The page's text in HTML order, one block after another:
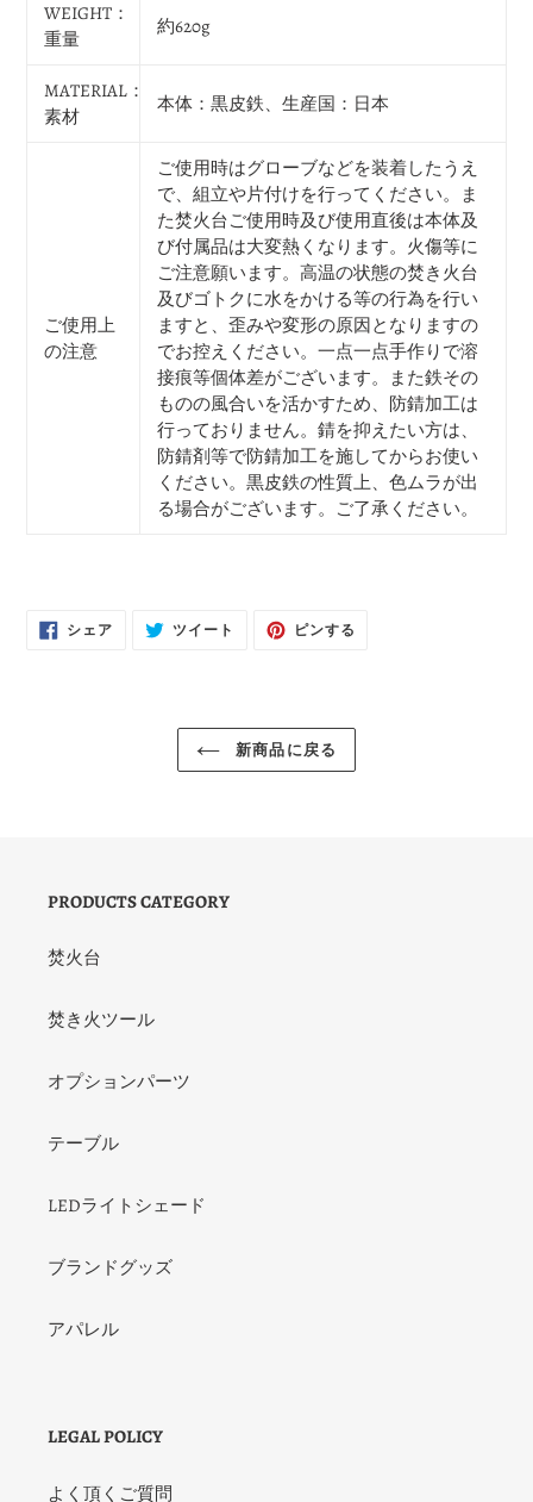
WEIGHT：
重量
約620g
MATERIAL：
素材
本体：黒皮鉄、生産国：日本
ご使用上
の注意
ご使用時はグローブなどを装着したうえ
で、組立や片付けを行ってください。ま
た焚火台ご使用時及び使用直後は本体及
び付属品は大変熱くなります。火傷等に
ご注意願います。高温の状態の焚き火台
及びゴトクに水をかける等の行為を行い
ますと、歪みや変形の原因となりますの
でお控えください。一点一点手作りで溶
接痕等個体差がございます。また鉄その
ものの風合いを活かすため、防錆加工は
行っておりません。錆を抑えたい方は、
防錆剤等で防錆加工を施してからお使い
ください。黒皮鉄の性質上、色ムラが出
る場合がございます。ご了承ください。
シェアFACEBOOKツイート TWITTERピンする
新商品に戻る
PRODUCTS CATEGORY
焚火台
焚き火ツール
オプションパーツ
テーブル
LEDライトシェード
ブランドグッズ
アパレル
LEGAL POLICY
よく頂くご質問